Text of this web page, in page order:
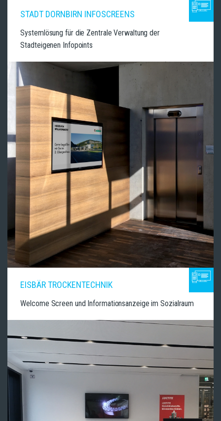
STADT DORNBIRN INFOSCREENS
Systemlösung für die Zentrale Verwaltung der
Stadteigenen Infopoints
EISBÄR TROCKENTECHNIK
Welcome Screen und Informationsanzeige im Sozialraum